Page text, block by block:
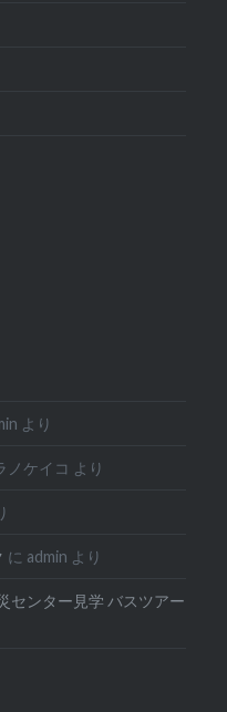
より
ノケイコ より
に admin より
センター見学 バスツアー